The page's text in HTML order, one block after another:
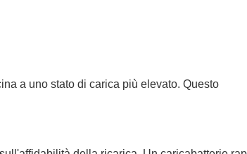
a uno stato di carica più elevato. Questo